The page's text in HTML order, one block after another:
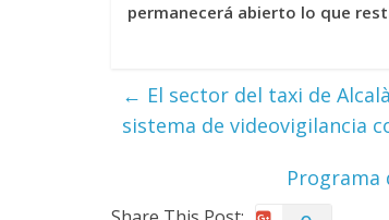
permanecerá abierto lo que
← El sector del taxi de
sistema de videovigilancia
Programa